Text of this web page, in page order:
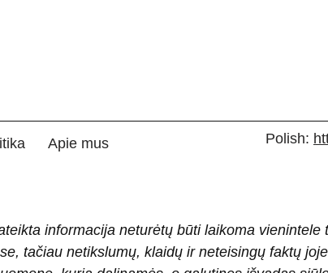
Apie mus Polish:
informacija neturėtų būti laikoma
tačiau netikslumų, klaidų ir neteisingų faktų